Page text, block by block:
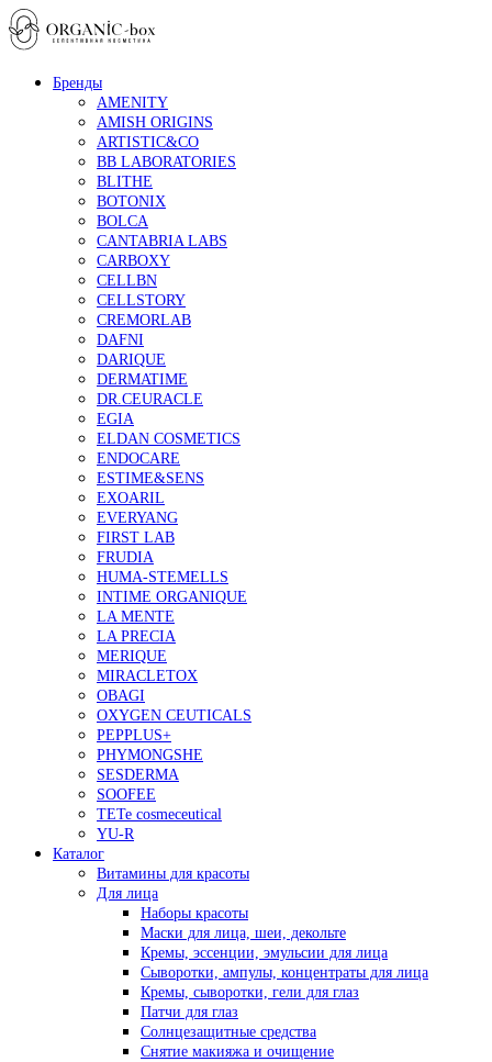
Бренды
AMENITY
AMISH ORIGINS
ARTISTIC&CO
BB LABORATORIES
BLITHE
BOTONIX
BOLCA
CANTABRIA LABS
CARBOXY
CELLBN
CELLSTORY
CREMORLAB
DAFNI
DARIQUE
DERMATIME
DR.CEURACLE
EGIA
ELDAN COSMETICS
ENDOCARE
ESTIME&SENS
EXOARIL
EVERYANG
FIRST LAB
FRUDIA
HUMA-STEMELLS
INTIME ORGANIQUE
LA MENTE
LA PRECIA
MERIQUE
MIRACLETOX
OBAGI
OXYGEN CEUTICALS
PEPPLUS+
PHYMONGSHE
SESDERMA
SOOFEE
TETe cosmeceutical
YU-R
Каталог
Витамины для красоты
Для лица
Наборы красоты
Маски для лица, шеи, декольте
Кремы, эссенции, эмульсии для лица
Сыворотки, ампулы, концентраты для лица
Кремы, сыворотки, гели для глаз
Патчи для глаз
Солнцезащитные средства
Снятие макияжа и очищение